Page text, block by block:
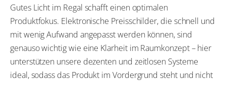
Gutes Licht im Regal schafft einen optimalen
Produktfokus. Elektronische Preisschilder, die schnell und
mit wenig Aufwand angepasst werden können, sind
genauso wichtig wie eine Klarheit im Raumkonzept – hier
unterstützen unsere dezenten und zeitlosen Systeme
ideal, sodass das Produkt im Vordergrund steht und nicht